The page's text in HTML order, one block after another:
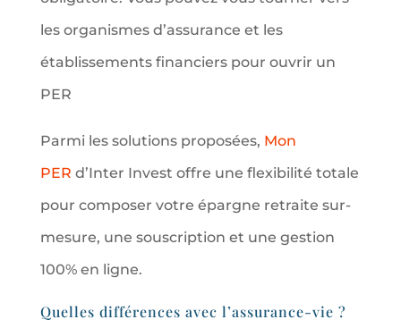
les organismes d’assurance et les
établissements financiers pour ouvrir un
PER
Parmi les solutions proposées, Mon
PER d’Inter Invest offre une flexibilité totale
pour composer votre épargne retraite sur-
mesure, une souscription et une gestion
100% en ligne.
Quelles différences avec l’assurance-vie ?